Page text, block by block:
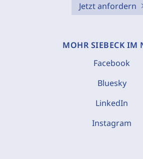
Jetzt anfordern
MOHR SIEBECK IM
Facebook
Bluesky
LinkedIn
Instagram